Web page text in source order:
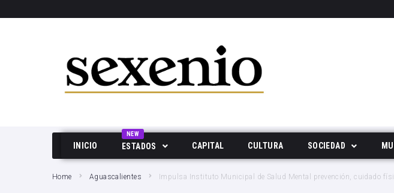
INICIO ESTADOS
NEW
CAPITAL CULTURA SOCIEDAD
Home Aguascalientes Impulsa Instituto Municipal de Salud Mental prevención, cuidado
SEARCH THIS WEBSITE